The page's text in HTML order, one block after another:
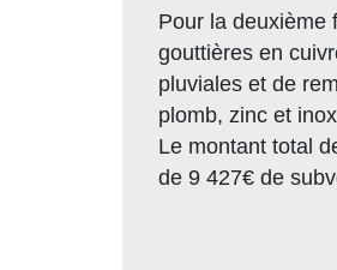
Pour la deuxième
gouttières en
pluviales et de
plomb, zinc et
Le montant total
de 9 427€ de